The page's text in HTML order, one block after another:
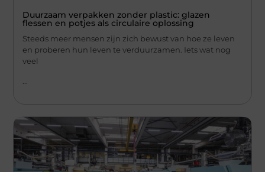
Duurzaam verpakken zonder plastic: glazen
flessen en potjes als circulaire oplossing
Steeds meer mensen zijn zich bewust van hoe ze leven
en proberen hun leven te verduurzamen. Iets wat nog
veel